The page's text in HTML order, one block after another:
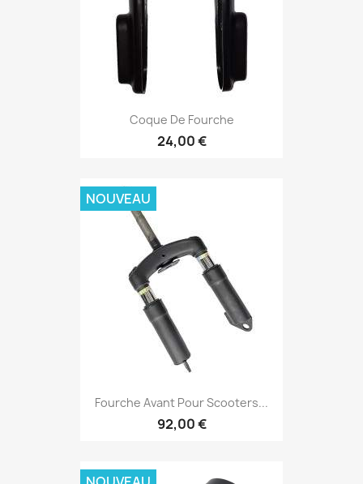
Coque De Fourche
24,00 €
Fourche Avant Pour Scooters...
92,00 €
NOUVEAU